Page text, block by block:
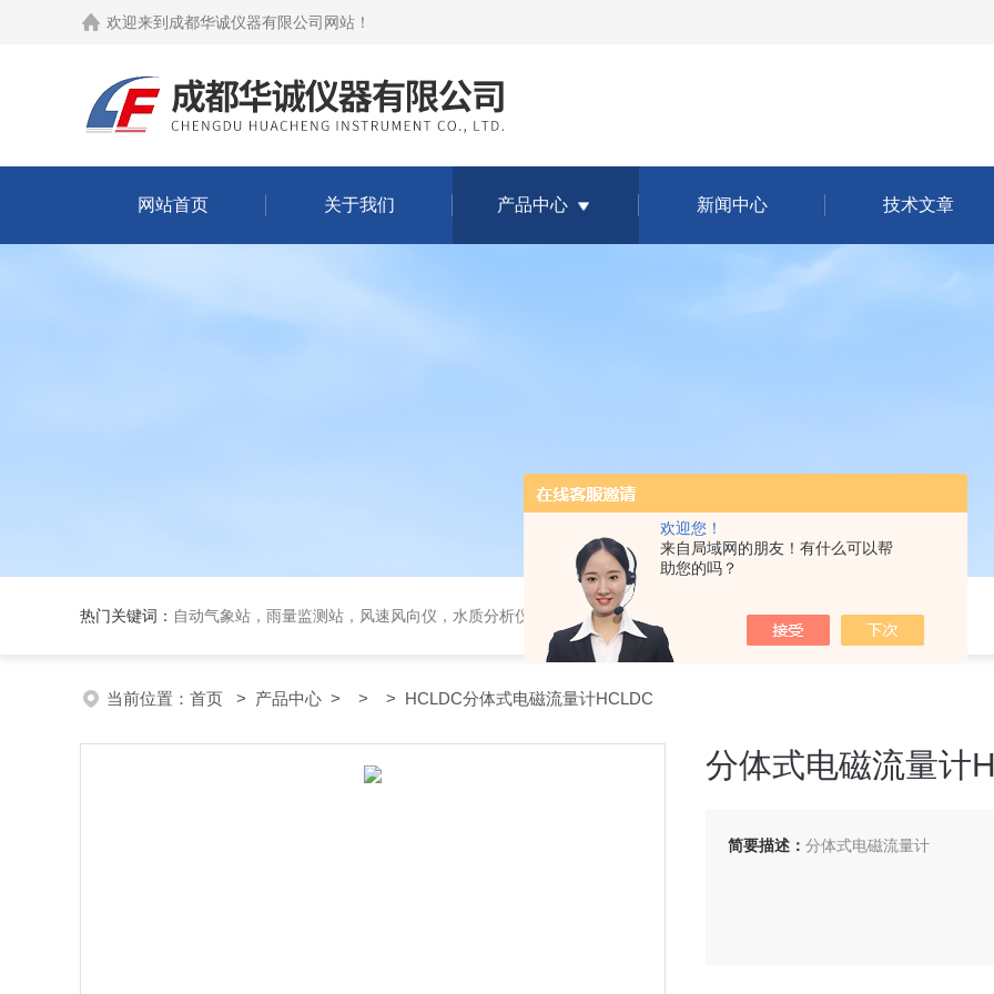
欢迎您！
来自局域网的朋友！有什么可以帮
助您的吗？
欢迎来到 成都华诚仪器有限公司网站 ！
网站首页 关于我们 产品中心 新闻中心 技术文章
热门关键词： 自动气象站，雨量监测站，风速风向仪，水质分析仪，气体分析报警器，
当前位置： 首页 > 产品中心 > > > HCLDC分体式电磁流量计HCLDC
分体式电磁流量计
简要描述： 分体式电磁流量计